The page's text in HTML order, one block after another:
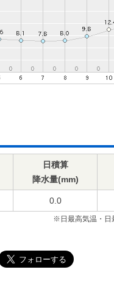
日積算
降水量(mm)
0.0
※日最高気温・日